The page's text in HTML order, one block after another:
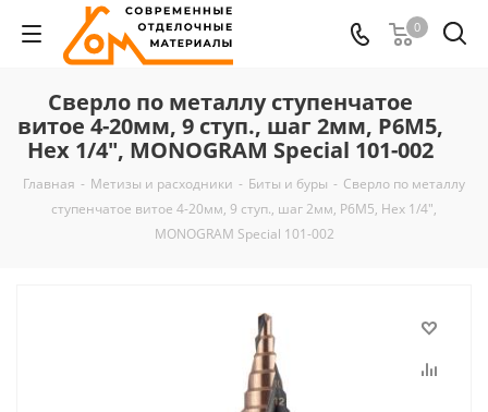
0
Сверло по металлу ступенчатое
витое 4-20мм, 9 ступ., шаг 2мм, Р6М5,
Hex 1/4", MONOGRAM Special 101-002
Главная - Метизы и расходники - Биты и буры - Сверло по металлу
ступенчатое витое 4-20мм, 9 ступ., шаг 2мм, Р6М5, Hex 1/4",
MONOGRAM Special 101-002